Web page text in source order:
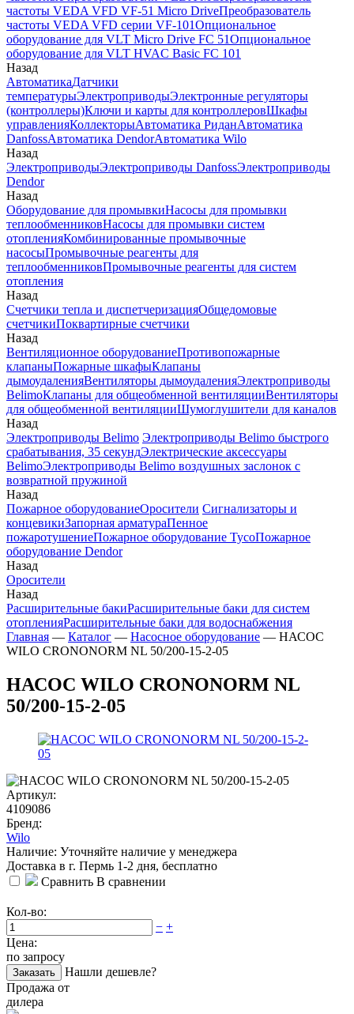
частоты VEDA VFD VF-51 Micro DriveПреобразователь
частоты VEDA VFD серии VF-101Опциональное
оборудование для VLT Micro Drive FC 51Опциональное
оборудование для VLT HVAC Basic FC 101
Назад
АвтоматикаДатчики
температурыЭлектроприводыЭлектронные регуляторы
(контроллеры)Ключи и карты для контроллеровШкафы
управленияКоллекторыАвтоматика РиданАвтоматика
DanfossАвтоматика DendorАвтоматика Wilo
Назад
ЭлектроприводыЭлектроприводы DanfossЭлектроприводы
Dendor
Назад
Оборудование для промывкиНасосы для промывки
теплообменниковНасосы для промывки систем
отопленияКомбинированные промывочные
насосыПромывочные реагенты для
теплообменниковПромывочные реагенты для систем
отопления
Назад
Счетчики тепла и диспетчеризацияОбщедомовые
счетчикиПоквартирные счетчики
Назад
Вентиляционное оборудованиеПротивопожарные
клапаныПожарные шкафыКлапаны
дымоудаленияВентиляторы дымоудаленияЭлектроприводы
BelimoКлапаны для общеобменной вентиляцииВентиляторы
для общеобменной вентиляцииШумоглушители для каналов
Назад
Электроприводы Belimo Электроприводы Belimo быстрого
срабатывания, 35 секундЭлектрические аксессуары
BelimoЭлектроприводы Belimo воздушных заслонок c
возвратной пружиной
Назад
Пожарное оборудованиеОросители Сигнализаторы и
концевикиЗапорная арматураПенное
пожаротушениеПожарное оборудование TycoПожарное
оборудование Dendor
Назад
Оросители
Назад
Расширительные бакиРасширительные баки для систем
отопленияРасширительные баки для водоснабжения
Главная — Каталог — Насосное оборудование — НАСОС
WILO CRONONORM NL 50/200-15-2-05
НАСОС WILO CRONONORM NL
50/200-15-2-05
Артикул:
4109086
Бренд:
Wilo
Наличие: Уточняйте наличие у менеджера
Доставка в г. Пермь 1-2 дня, бесплатно
Сравнить В сравнении
Кол-во:
− +
Цена:
по запросу
Заказать
Нашли дешевле?
Продажа от
дилера